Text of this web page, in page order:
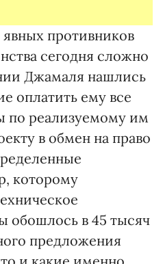
противников
сегодня сложно
Джамаля нашлись
оплатить ему все
по реализуемому им
в обмен на право
которому
обошлось в 45 тысяч
предложения